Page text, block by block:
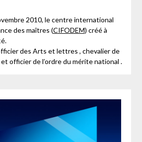
2010, le centre international
des maîtres (CIFODEM) créé à
des Arts et lettres , chevalier de
officier de l’ordre du mérite national .